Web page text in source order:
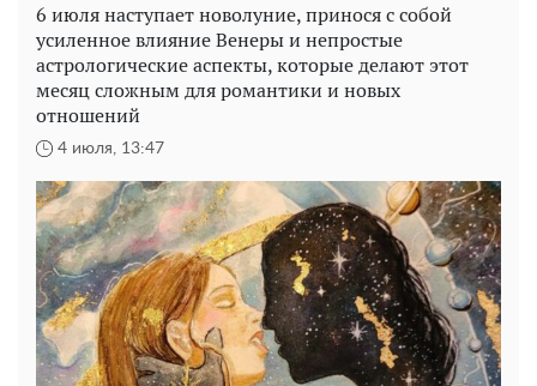
6 июля наступает новолуние, принося с собой
усиленное влияние Венеры и непростые
астрологические аспекты, которые делают этот
месяц сложным для романтики и новых
отношений
4 июля, 13:47